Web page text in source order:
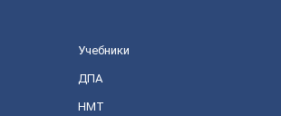
Учебники
ДПА
НМТ